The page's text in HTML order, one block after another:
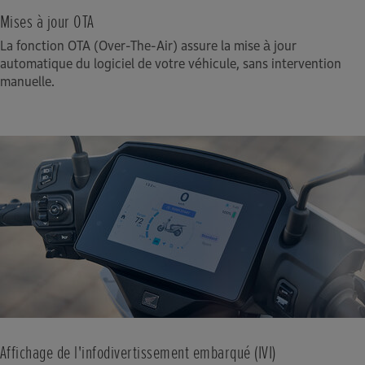
Mises à jour OTA
La fonction OTA (Over-The-Air) assure la mise à jour
automatique du logiciel de votre véhicule, sans intervention
manuelle.
Affichage de l'infodivertissement embarqué (IVI)